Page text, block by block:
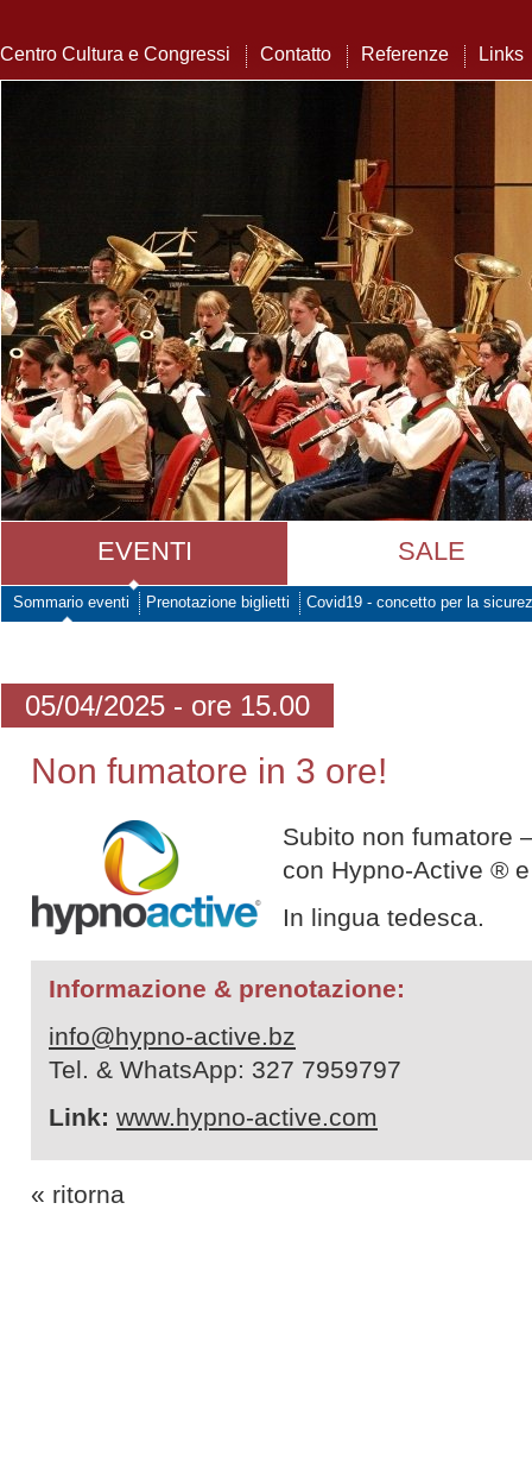
Centro Cultura e Congressi Contatto Referenze Links
EVENTI SALE
Sommario eventi Prenotazione biglietti Covid19 - concetto per la
05/04/2025 - ore 15.00
Non fumatore in 3 ore!
Subito non fumatore
con Hypno-Active ®
In lingua tedesca.
Informazione & prenotazione:
info@hypno-active.bz
Tel. & WhatsApp: 327 7959797
Link: www.hypno-active.com
« ritorna